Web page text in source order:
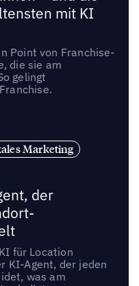
mit KI
Point von Franchise-
die sie am
gelingt
Marketing
der
für Location
KI-Agent, der jeden
was am